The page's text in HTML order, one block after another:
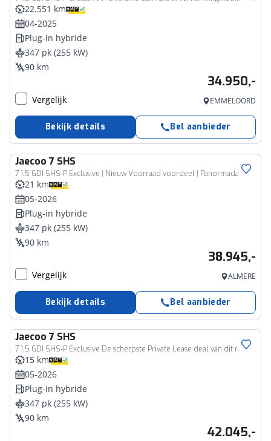
22.551 km
04-2025
Plug-in hybride
347 pk (255 kW)
90 km
34.950,-
Vergelijk EMMELOORD
Bekijk details Bel aanbieder
Jaecoo 7 SHS
7 1.5 GDI SHS-P Exclusive | Nieuw Voorraad voordeel | Panormadak | Leder |
21 km
05-2026
Plug-in hybride
347 pk (255 kW)
90 km
38.945,-
Vergelijk ALMERE
Bekijk details Bel aanbieder
Jaecoo 7 SHS
7 1.5 GDI SHS-P Exclusive De scherpste Private Lease deal van dit moment!!
15 km
05-2026
Plug-in hybride
347 pk (255 kW)
90 km
42.045,-